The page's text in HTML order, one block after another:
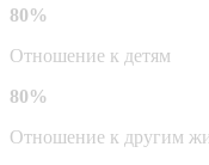
80%
Отношение к детям
80%
Отношение к другим